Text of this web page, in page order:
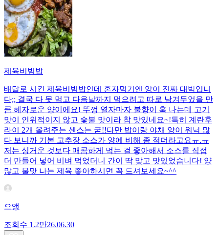
제육비빔밥
배달로 시킨 제육비빔밥인데 혼자먹기엔 양이 진짜 대박입니
다;; 결국 다 못 먹고 다음날까지 먹으려고 따로 남겨두었을 만
큼 혜자로운 양이에요! 뚜껑 열자마자 불향이 훅 나는데 고기
맛이 인위적이지 않고 숯불 맛이라 참 맛있네요~!특히 계란후
라이 2개 올려주는 센스는 굳!! ​다만 밥이랑 야채 양이 워낙 많
다 보니까 기본 고추장 소스가 양에 비해 좀 적더라고요ㅠ.ㅠ
저는 싱거운 것보다 매콤하게 먹는 걸 좋아해서 소스를 직접
더 만들어 넣어 비벼 먹었더니 간이 딱 맞고 맛있었습니다! 양
많고 불맛 나는 제육 좋아하시면 꼭 드셔보세요~^^
으앵
조회수 1.2만26.06.30